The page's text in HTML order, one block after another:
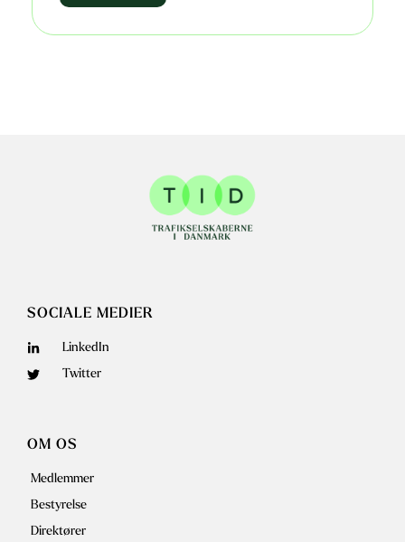
OM OS
Medlemmer
Bestyrelse
Direktører
SOCIALE MEDIER
LinkedIn
Twitter